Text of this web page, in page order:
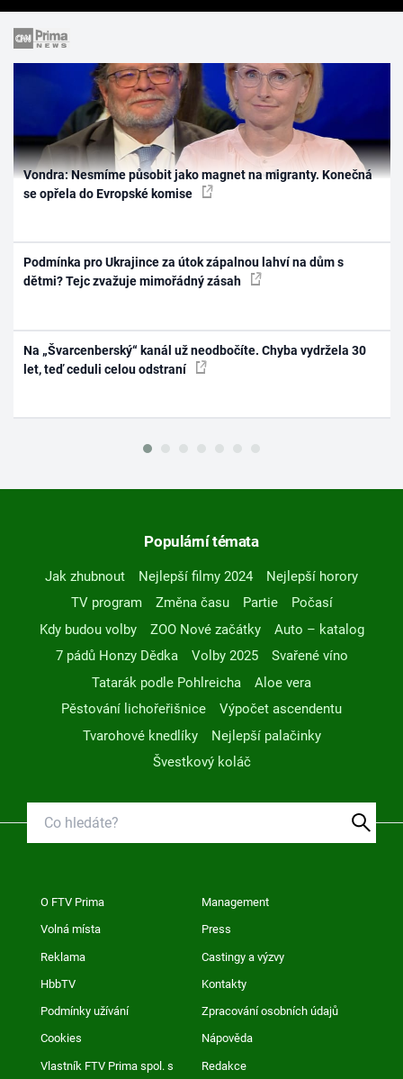
Vondra: Nesmíme působit jako magnet na migranty. Konečná
se opřela do Evropské komise
Podmínka pro Ukrajince za útok zápalnou lahví na dům s
dětmi? Tejc zvažuje mimořádný zásah
Na „Švarcenberský“ kanál už neodbočíte. Chyba vydržela 30
let, teď ceduli celou odstraní
Populární témata
Jak zhubnout Nejlepší filmy 2024
Nejlepší horory
TV program
Změna času Partie
Počasí
Kdy budou volby
ZOO Nové začátky
Auto – katalog
7 pádů Honzy Dědka
Volby 2025
Svařené víno
Tatarák podle Pohlreicha
Aloe vera
Pěstování lichořeřišnice
Výpočet ascendentu
Tvarohové knedlíky
Nejlepší palačinky
Švestkový koláč
O FTV Prima Management
Volná místa Press
Reklama Castingy a výzvy
HbbTV Kontakty
Podmínky užívání Zpracování osobních údajů
Cookies Nápověda
Vlastník FTV Prima spol. s
Redakce